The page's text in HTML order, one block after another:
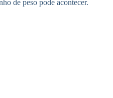
de peso pode acontecer.